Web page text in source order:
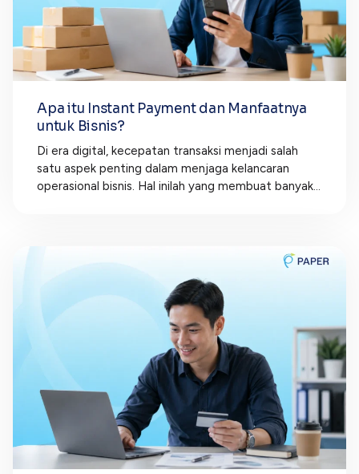
Apa itu Instant Payment dan Manfaatnya
untuk Bisnis?
Di era digital, kecepatan transaksi menjadi salah
satu aspek penting dalam menjaga kelancaran
operasional bisnis. Hal inilah yang membuat banyak...